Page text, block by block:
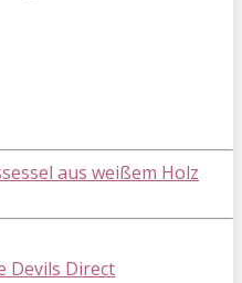
Devils Direct